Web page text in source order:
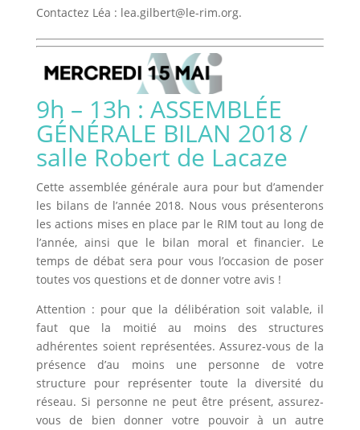
Contactez Léa : lea.gilbert@le-rim.org.
9h – 13h : ASSEMBLÉE
GÉNÉRALE BILAN 2018 /
salle Robert de Lacaze
Cette assemblée générale aura pour but d’amender
les bilans de l’année 2018. Nous vous présenterons
les actions mises en place par le RIM tout au long de
l’année, ainsi que le bilan moral et financier. Le
temps de débat sera pour vous l’occasion de poser
toutes vos questions et de donner votre avis !
Attention : pour que la délibération soit valable, il
faut que la moitié au moins des structures
adhérentes soient représentées. Assurez-vous de la
présence d’au moins une personne de votre
structure pour représenter toute la diversité du
réseau. Si personne ne peut être présent, assurez-
vous de bien donner votre pouvoir à un autre